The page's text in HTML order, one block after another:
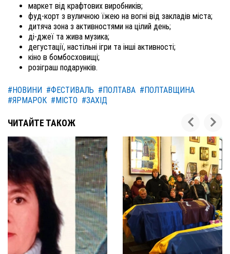
маркет від крафтових виробників;
фуд-корт з вуличною їжею на вогні від закладів міста;
дитяча зона з активностями на цілий день;
ді-джеї та жива музика;
дегустації, настільні ігри та інші активності;
кіно в бомбосховищі;
розіграш подарунків.
#НОВИНИ #ФЕСТИВАЛЬ #ПОЛТАВА #ПОЛТАВЩИНА
#ЯРМАРОК #МІСТО #ЗАХІД
ЧИТАЙТЕ ТАКОЖ